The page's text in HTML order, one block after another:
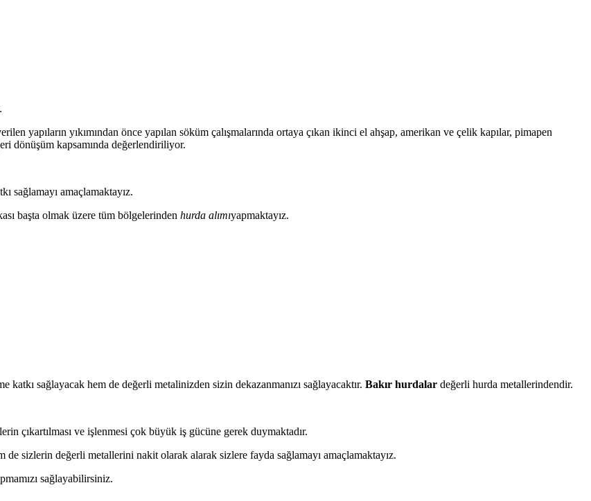
yapıların yıkımından önce yapılan söküm çalışmalarında ortaya çıkan ikinci el ahşap, amerikan ve çelik kapılar, pimapen
dönüşüm kapsamında değerlendiriliyor.
sağlamayı amaçlamaktayız.
başta olmak üzere tüm bölgelerinden hurda alımıyapmaktayız.
katkı sağlayacak hem de değerli metalinizden sizin dekazanmanızı sağlayacaktır. Bakır hurdalar değerli hurda metallerindendir.
çıkartılması ve işlenmesi çok büyük iş gücüne gerek duymaktadır.
sizlerin değerli metallerini nakit olarak alarak sizlere fayda sağlamayı amaçlamaktayız.
sağlayabilirsiniz.